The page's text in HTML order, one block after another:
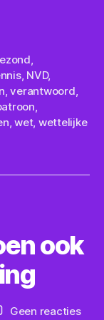
, NVD,
,verantwoord
,wet, wettelijke
ook
Geen reactiesop